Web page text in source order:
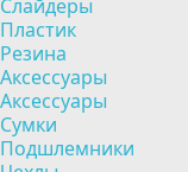
Слайдеры
Пластик
Резина
Аксессуары
Аксессуары
Сумки
Подшлемники